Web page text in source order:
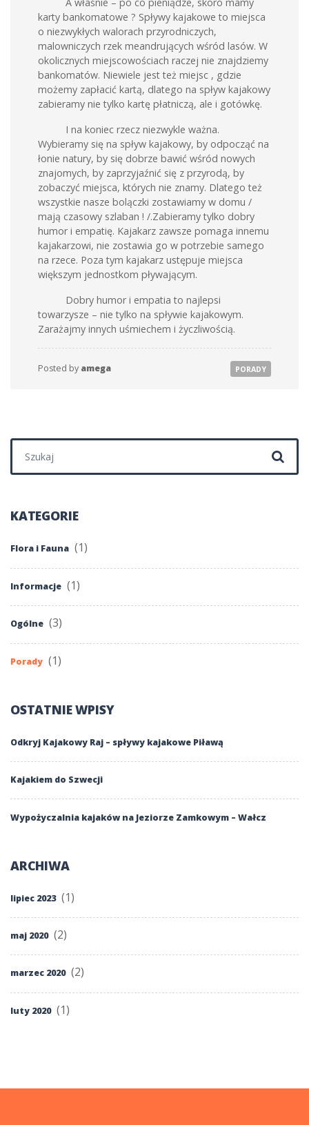
karty bankomatowe ? Spływy kajakowe to miejsca
o niezwykłych walorach przyrodniczych,
malowniczych rzek meandrujących wśród lasów. W
okolicznych miejscowościach raczej nie znajdziemy
bankomatów. Niewiele jest też miejsc , gdzie
możemy zapłacić kartą, dlatego na spływ kajakowy
zabieramy nie tylko kartę płatniczą, ale i gotówkę.
I na koniec rzecz niezwykle ważna.
Wybieramy się na spływ kajakowy, by odpocząć na
łonie natury, by się dobrze bawić wśród nowych
znajomych, by zaprzyjaźnić się z przyrodą, by
zobaczyć miejsca, których nie znamy. Dlatego też
wszystkie nasze bolączki zostawiamy w domu /
mają czasowy szlaban ! /.Zabieramy tylko dobry
humor i empatię. Kajakarz zawsze pomaga innemu
kajakarzowi, nie zostawia go w potrzebie samego
na rzece. Poza tym kajakarz ustępuje miejsca
większym jednostkom pływającym.
Dobry humor i empatia to najlepsi
towarzysze – nie tylko na spływie kajakowym.
Zarażajmy innych uśmiechem i życzliwością.
Posted by amega PORADY
KATEGORIE
Flora i Fauna (1)
Informacje (1)
Ogólne (3)
Porady (1)
OSTATNIE WPISY
Odkryj Kajakowy Raj – spływy kajakowe Piławą
Kajakiem do Szwecji
Wypożyczalnia kajaków na Jeziorze Zamkowym – Wałcz
ARCHIWA
lipiec 2023 (1)
maj 2020 (2)
marzec 2020 (2)
luty 2020 (1)